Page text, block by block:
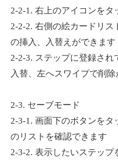
2-2-1. 右上のアイコンを
2-2-2. 右側の絵カードリ
の挿入、入替えができます
2-2-3. ステップに登録さ
入替、左へスワイプで削
2-3. セーブモード
2-3-1. 画面下のボタンを
のリストを確認できます
2-3-2. 表示したいステップ